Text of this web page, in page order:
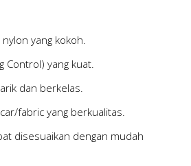
yang kokoh.
Control) yang kuat.
dan berkelas.
fabric yang berkualitas.
disesuaikan dengan mudah